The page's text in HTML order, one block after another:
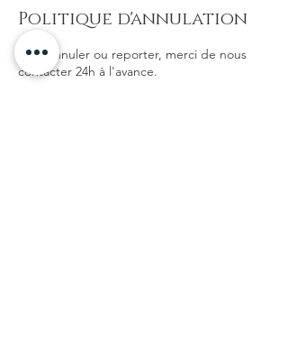
Politique d'annulation
Pour annuler ou reporter, merci de nous
contacter 24h à l'avance.